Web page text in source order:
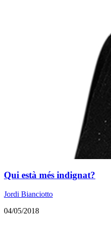
Qui està més indignat?
Jordi Bianciotto
04/05/2018